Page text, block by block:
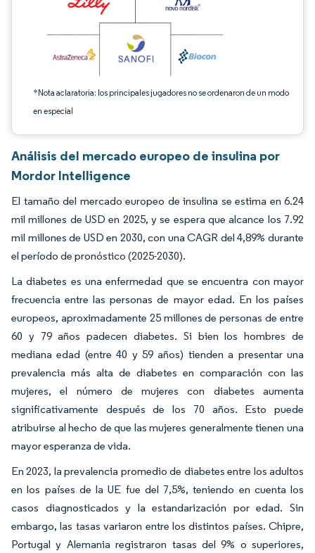
*Nota aclaratoria: los principales jugadores no se ordenaron de un modo
en especial
Análisis del mercado europeo de insulina por
Mordor Intelligence
El tamaño del mercado europeo de insulina se estima en 6.24
mil millones de USD en 2025, y se espera que alcance los 7.92
mil millones de USD en 2030, con una CAGR del 4,89% durante
el período de pronóstico (2025-2030).
La diabetes es una enfermedad que se encuentra con mayor
frecuencia entre las personas de mayor edad. En los países
europeos, aproximadamente 25 millones de personas de entre
60 y 79 años padecen diabetes. Si bien los hombres de
mediana edad (entre 40 y 59 años) tienden a presentar una
prevalencia más alta de diabetes en comparación con las
mujeres, el número de mujeres con diabetes aumenta
significativamente después de los 70 años. Esto puede
atribuirse al hecho de que las mujeres generalmente tienen una
mayor esperanza de vida.
En 2023, la prevalencia promedio de diabetes entre los adultos
en los países de la UE fue del 7,5%, teniendo en cuenta los
casos diagnosticados y la estandarización por edad. Sin
embargo, las tasas variaron entre los distintos países. Chipre,
Portugal y Alemania registraron tasas del 9% o superiores,